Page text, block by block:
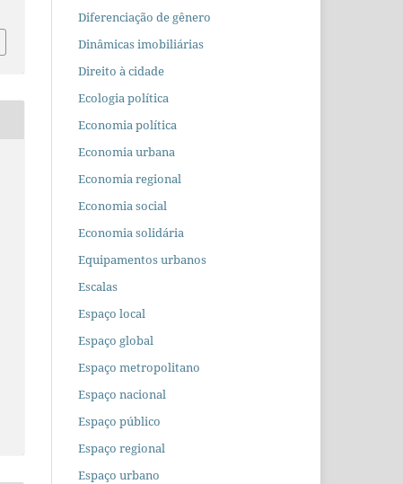
Diferenciação de gênero
Dinâmicas imobiliárias
Direito à cidade
Ecologia política
Economia política
Economia urbana
Economia regional
Economia social
Economia solidária
Equipamentos urbanos
Escalas
Espaço local
Espaço global
Espaço metropolitano
Espaço nacional
Espaço público
Espaço regional
Espaço urbano